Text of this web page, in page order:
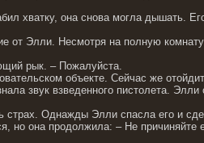
хватку, она снова могла дышать.
от Элли. Несмотря на полную
рык. – Пожалуйста.
объекте. Сейчас же
звук взведенного пистолета. Элли
страх. Однажды Элли спасла его и
но она продолжила: – Не причиняйте